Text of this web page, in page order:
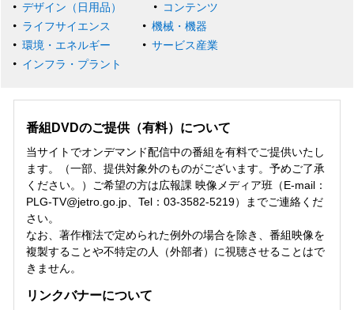
デザイン（日用品）
コンテンツ
ライフサイエンス
機械・機器
環境・エネルギー
サービス産業
インフラ・プラント
番組DVDのご提供（有料）について
当サイトでオンデマンド配信中の番組を有料でご提供いたし
ます。（一部、提供対象外のものがございます。予めご了承
ください。）ご希望の方は広報課 映像メディア班（E-mail：
PLG-TV@jetro.go.jp、Tel：03-3582-5219）までご連絡くだ
さい。
なお、著作権法で定められた例外の場合を除き、番組映像を
複製することや不特定の人（外部者）に視聴させることはで
きません。
リンクバナーについて